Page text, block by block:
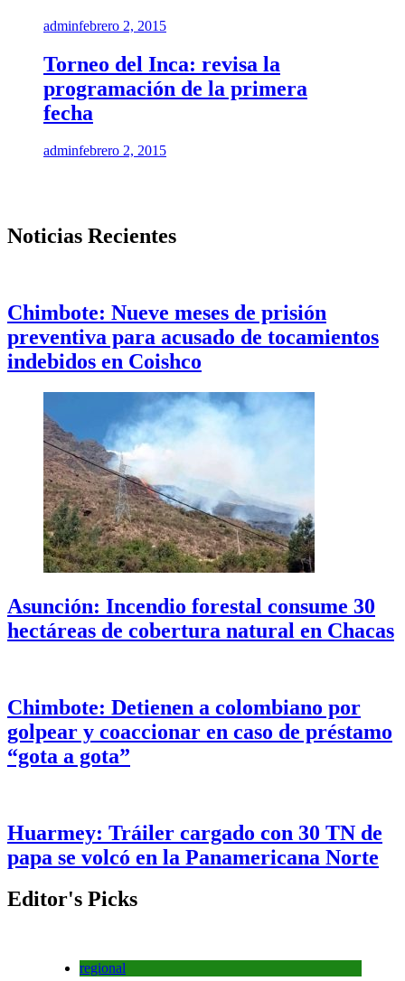
adminfebrero 2, 2015
Torneo del Inca: revisa la
programación de la primera
fecha
adminfebrero 2, 2015
Noticias Recientes
Chimbote: Nueve meses de prisión
preventiva para acusado de tocamientos
indebidos en Coishco
Asunción: Incendio forestal consume 30
hectáreas de cobertura natural en Chacas
Chimbote: Detienen a colombiano por
golpear y coaccionar en caso de préstamo
“gota a gota”
Huarmey: Tráiler cargado con 30 TN de
papa se volcó en la Panamericana Norte
Editor's Picks
regional